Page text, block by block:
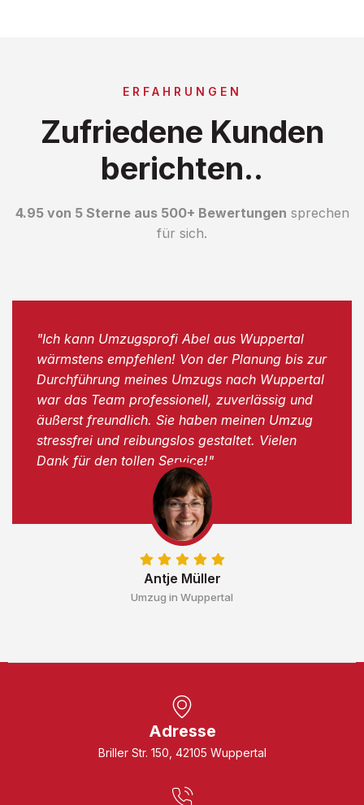
ERFAHRUNGEN
Zufriedene Kunden
berichten..
4.95 von 5 Sterne aus 500+ Bewertungen sprechen
für sich.
Antje Müller
Umzug in Wuppertal
"Ich kann Umzugsprofi Abel aus Wuppertal
wärmstens empfehlen! Von der Planung bis zur
Durchführung meines Umzugs nach Wuppertal
war das Team professionell, zuverlässig und
äußerst freundlich. Sie haben meinen Umzug
stressfrei und reibungslos gestaltet. Vielen
Dank für den tollen Service!"
Adresse
Briller Str. 150, 42105 Wuppertal